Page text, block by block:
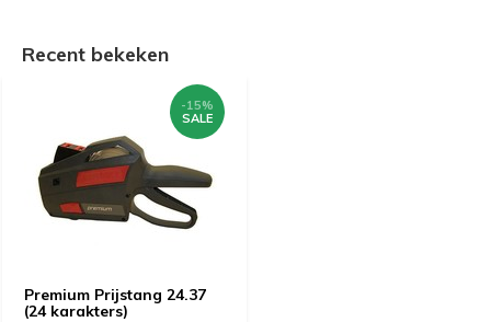
Recent bekeken
Premium Prijstang 24.37
(24 karakters)
-15%
SALE